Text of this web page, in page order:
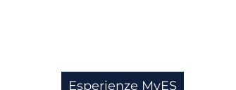
Esperienze MyES